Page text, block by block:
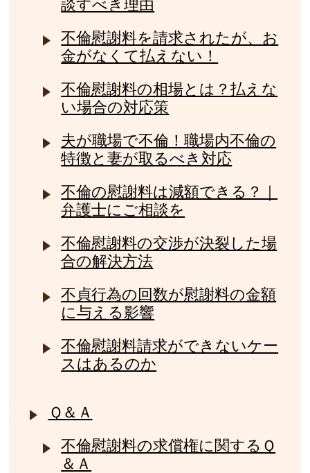
談すべき理由
不倫慰謝料を請求されたが、お
金がなくて払えない！
不倫慰謝料の相場とは？払えな
い場合の対応策
夫が職場で不倫！職場内不倫の
特徴と妻が取るべき対応
不倫の慰謝料は減額できる？｜
弁護士にご相談を
不倫慰謝料の交渉が決裂した場
合の解決方法
不貞行為の回数が慰謝料の金額
に与える影響
不倫慰謝料請求ができないケー
スはあるのか
Ｑ＆Ａ
不倫慰謝料の求償権に関するＱ
＆Ａ